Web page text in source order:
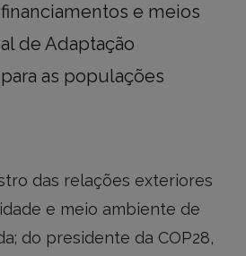
e meios
de Adaptação
as populações
das relações exteriores
e meio ambiente de
do presidente da COP28,